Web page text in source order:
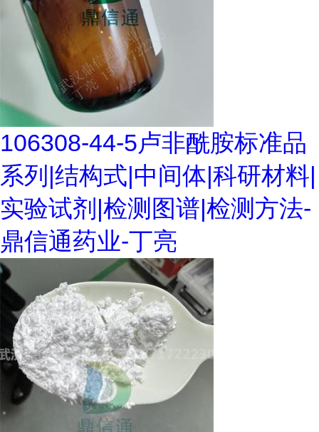
106308-44-5卢非酰胺标准品
系列|结构式|中间体|科研材料|
实验试剂|检测图谱|检测方法-
鼎信通药业-丁亮